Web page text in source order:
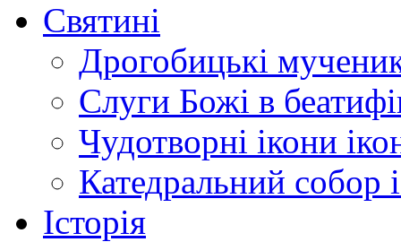
Святині
Дрогобицькі
Слуги Божі в
Чудотворні ікони
Катедральний собор
Історія